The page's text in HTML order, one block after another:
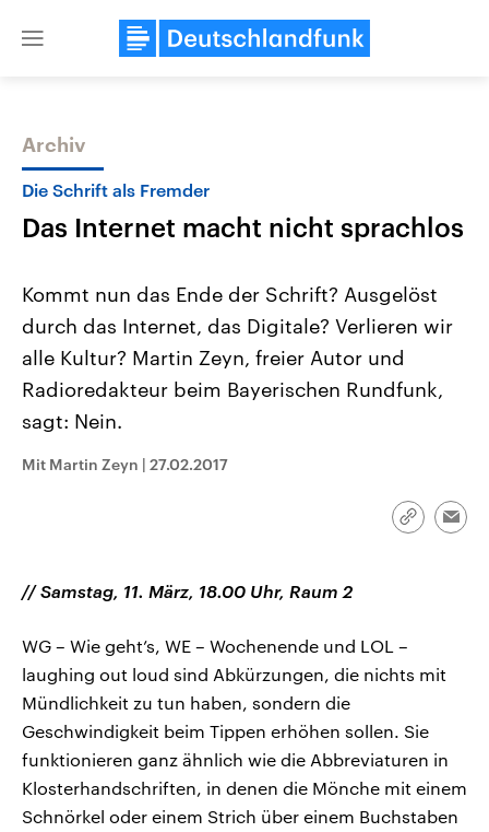
Close
Themen
Landtagswahl Sachsen-Anhalt
2026
Alle Informationen
Sachsen-Anhalt wählt am 6.
Landtag. Seit 2021 wird das
Wahl.
USA
Aktuelle Beiträge,
aktuelle Weltgeschehen.
Archiv
Die Schrift als Fremder
Das Internet macht nicht sprachlos
Kommt nun das Ende der Schrift? Ausgelöst
durch das Internet, das Digitale? Verlieren wir
alle Kultur? Martin Zeyn, freier Autor und
Radioredakteur beim Bayerischen Rundfunk,
sagt: Nein.
Mit Martin Zeyn | 27.02.2017
Link
// Samstag, 11. März, 18.00 Uhr, Raum 2
WG – Wie geht’s, WE – Wochenende und LOL –
laughing out loud sind Abkürzungen, die nichts mit
Mündlichkeit zu tun haben, sondern die
Geschwindigkeit beim Tippen erhöhen sollen. Sie
funktionieren ganz ähnlich wie die Abbreviaturen in
Klosterhandschriften, in denen die Mönche mit einem
Schnörkel oder einem Strich über einem Buchstaben